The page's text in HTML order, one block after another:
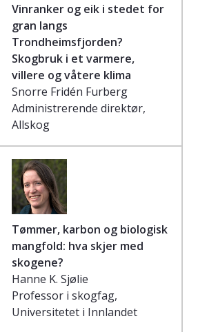
Vinranker og eik i stedet for
gran langs
Trondheimsfjorden?
Skogbruk i et varmere,
villere og våtere klima
Snorre Fridén Furberg
Administrerende direktør,
Allskog
Tømmer, karbon og biologisk
mangfold: hva skjer med
skogene?
Hanne K. Sjølie
Professor i skogfag,
Universitetet i Innlandet